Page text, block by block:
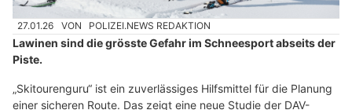
27.01.26 VON POLIZEI.NEWS REDAKTION
Lawinen sind die grösste Gefahr im Schneesport abseits der
Piste.
„Skitourenguru“ ist ein zuverlässiges Hilfsmittel für die Planung
einer sicheren Route. Das zeigt eine neue Studie der DAV-